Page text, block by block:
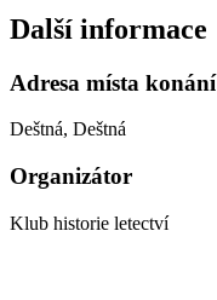
Další informace
Adresa místa konání
Deštná, Deštná
Organizátor
Klub historie letectví